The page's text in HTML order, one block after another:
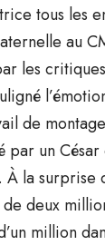
tous les
au
les
de
par un
la surprise
deux
million